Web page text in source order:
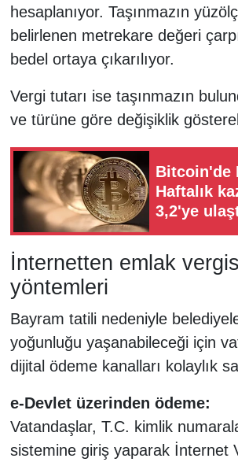
hesaplanıyor. Taşınmazın
belirlenen metrekare değeri
bedel ortaya çıkarılıyor.
Vergi tutarı ise taşınmazın
ve türüne göre değişiklik
Bitcoin'de
Haftalık
3,2'ye
İnternetten emlak
yöntemleri
Bayram tatili nedeniyle
yoğunluğu yaşanabileceği için
dijital ödeme kanalları kolaylık
e-Devlet üzerinden ödeme:
Vatandaşlar, T.C. kimlik
sistemine giriş yaparak İnternet